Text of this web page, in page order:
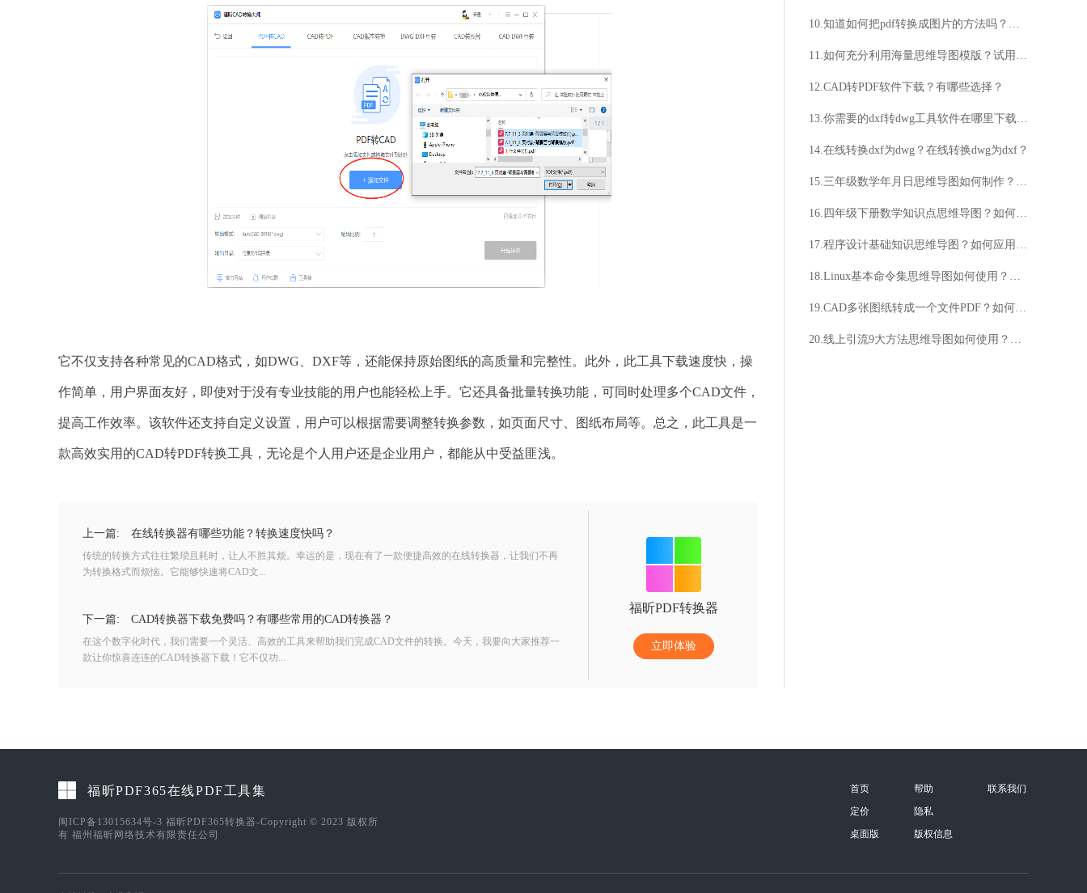
它不仅支持各种常见的CAD格式，如DWG、DXF等，还能保持原始图纸的高质量和完整性。此外，此工具下载速度快，操
作简单，用户界面友好，即使对于没有专业技能的用户也能轻松上手。它还具备批量转换功能，可同时处理多个CAD文件，
提高工作效率。该软件还支持自定义设置，用户可以根据需要调整转换参数，如页面尺寸、图纸布局等。总之，此工具是一
款高效实用的CAD转PDF转换工具，无论是个人用户还是企业用户，都能从中受益匪浅。
上一篇: 在线转换器有哪些功能？转换速度快吗？
传统的转换方式往往繁琐且耗时，让人不胜其烦。幸运的是，现在有了一款便捷高效的在线转换器，让我们不再
为转换格式而烦恼。它能够快速将CAD文...
下一篇: CAD转换器下载免费吗？有哪些常用的CAD转换器？
在这个数字化时代，我们需要一个灵活、高效的工具来帮助我们完成CAD文件的转换。今天，我要向大家推荐一
款让你惊喜连连的CAD转换器下载！它不仅功...
福昕PDF转换器
立即体验
10.知道如何把pdf转换成图片的方法吗？福昕PDF365告诉你
11.如何充分利用海量思维导图模版？试用后你会爱上海量思维导图模版吗？
12.CAD转PDF软件下载？有哪些选择？
13.你需要的dxf转dwg工具软件在哪里下载？这款工具软件好用吗？
14.在线转换dxf为dwg？在线转换dwg为dxf？
15.三年级数学年月日思维导图如何制作？如何应用？
16.四年级下册数学知识点思维导图？如何制作四年级下册数学知识点思维导图？
17.程序设计基础知识思维导图？如何应用程序设计基础知识思维导图？
18.Linux基本命令集思维导图如何使用？如何学习？
19.CAD多张图纸转成一个文件PDF？如何实现？
20.线上引流9大方法思维导图如何使用？如何选择最适合的方法？
福昕PDF365在线PDF工具集
闽ICP备13015634号-3 福昕PDF365转换器-Copyright © 2023 版权所
有 福州福昕网络技术有限责任公司
首页
定价
桌面版
帮助
隐私
版权信息
联系我们